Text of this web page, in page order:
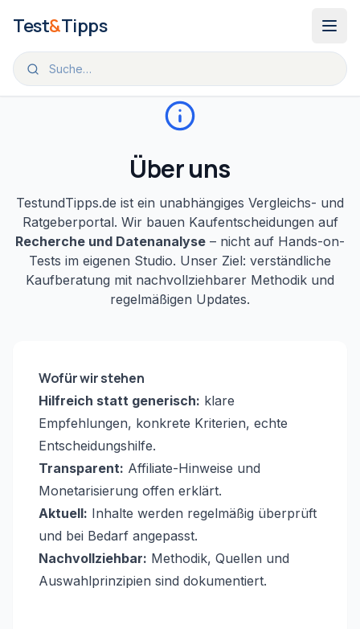
Test&Tipps
Über uns
TestundTipps.de ist ein unabhängiges Vergleichs- und
Ratgeberportal. Wir bauen Kaufentscheidungen auf
Recherche und Datenanalyse – nicht auf Hands-on-
Tests im eigenen Studio. Unser Ziel: verständliche
Kaufberatung mit nachvollziehbarer Methodik und
regelmäßigen Updates.
Wofür wir stehen
Hilfreich statt generisch: klare
Empfehlungen, konkrete Kriterien, echte
Entscheidungshilfe.
Transparent: Affiliate-Hinweise und
Monetarisierung offen erklärt.
Aktuell: Inhalte werden regelmäßig überprüft
und bei Bedarf angepasst.
Nachvollziehbar: Methodik, Quellen und
Auswahlprinzipien sind dokumentiert.